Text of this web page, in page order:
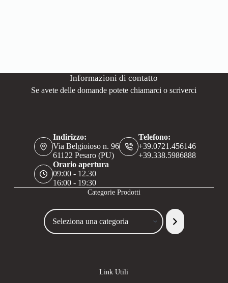
Informazioni di contatto
Se avete delle domande potete chiamarci o scriverci
Indirizzo:
Via Belgioioso n. 96
61122 Pesaro (PU)
Telefono:
+39.0721.456146
+39.338.5986888
Orario apertura
09:00 - 12.30
16:00 - 19:30
Categorie Prodotti
Seleziona
una
categoria
Link Utili